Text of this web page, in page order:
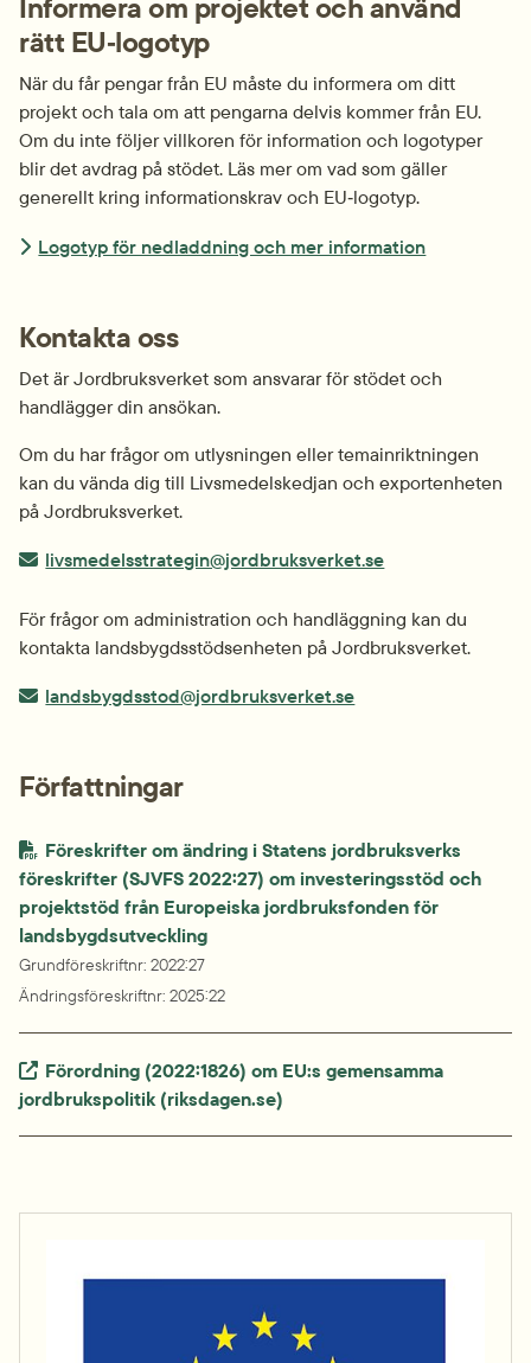
Informera om projektet och använd
rätt EU‑logotyp
När du får pengar från EU måste du informera om ditt
projekt och tala om att pengarna delvis kommer från EU.
Om du inte följer villkoren för information och logotyper
blir det avdrag på stödet. Läs mer om vad som gäller
generellt kring informationskrav och EU‑logotyp.
Logotyp för nedladdning och mer information
Kontakta oss
Det är Jordbruksverket som ansvarar för stödet och
handlägger din ansökan.
Om du har frågor om utlysningen eller temainriktningen
kan du vända dig till Livsmedelskedjan och exportenheten
på Jordbruksverket.
E-post:
livsmedelsstrategin@jordbruksverket.se
För frågor om administration och handläggning kan du
kontakta landsbygdsstödsenheten på Jordbruksverket.
E-post:
landsbygdsstod@jordbruksverket.se
Författningar
Föreskrifter om ändring i Statens jordbruksverks
föreskrifter (SJVFS 2022:27) om investeringsstöd och
projektstöd från Europeiska jordbruksfonden för
landsbygdsutveckling
Grundföreskriftnr: 2022:27
Ändringsföreskriftnr: 2025:22
Extern länk.
Förordning (2022:1826) om EU:s gemensamma
jordbrukspolitik (riksdagen.se)